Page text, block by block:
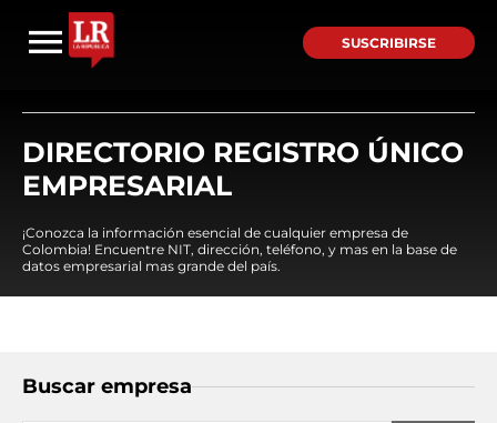
SUSCRIBIRSE
DIRECTORIO REGISTRO ÚNICO
EMPRESARIAL
¡Conozca la información esencial de cualquier empresa de
Colombia! Encuentre NIT, dirección, teléfono, y mas en la base de
datos empresarial mas grande del país.
Buscar empresa